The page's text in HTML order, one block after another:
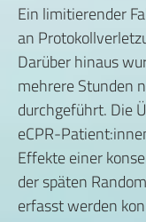
Ein limitierender
an
Darüber hinaus
mehrere Stunden
durchgeführt. Die
eCPR-
Effekte einer
der späten
erfasst werden